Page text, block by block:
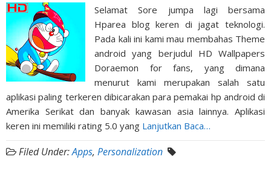
Selamat Sore jumpa lagi bersama
Hparea blog keren di jagat teknologi.
Pada kali ini kami mau membahas Theme
android yang berjudul HD Wallpapers
Doraemon for fans, yang dimana
menurut kami merupakan salah satu
aplikasi paling terkeren dibicarakan para pemakai hp android di
Amerika Serikat dan banyak kawasan asia lainnya. Aplikasi
keren ini memiliki rating 5.0 yang Lanjutkan Baca…
Filed Under:Apps, Personalization